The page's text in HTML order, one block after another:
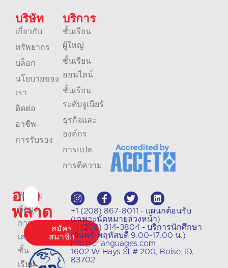
อย่า
พลาด
ติดตาม
ข้อมูล
การ
เสนอ
ชั้น
เรียน
สมัคร
สมาชิก
+1 (208) 867-8011 - แผนกต้อนรับ
(เฉพาะนัดหมายล่วงหน้า)
+1 (208) 314-3804 - บริการนักศึกษา
(จันทร์-พฤหัสบดี 9.00-17.00 น.)
info@crlanguages.com
1602 W Hays St # 200, Boise, ID,
83702
บริษัท
เกี่ยวกับ
ทรัพยากร
บล็อก
นโยบายของ
เรา
ติดต่อ
อาชีพ
การรับรอง
บริการ
ชั้นเรียน
ผู้ใหญ่
ชั้นเรียน
ออนไลน์
ชั้นเรียน
ระดับจูเนียร์
ธุรกิจและ
องค์กร
การแปล
การตีความ